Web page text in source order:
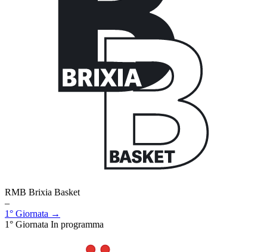
RMB Brixia Basket
–
1° Giornata →
1° Giornata In programma